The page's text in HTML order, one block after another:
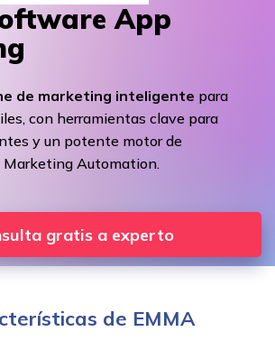
App
de marketing inteligente para
con herramientas clave para
y un potente motor de
Automation.
gratis a experto
de EMMA